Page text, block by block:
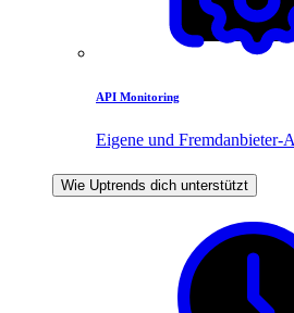
API Monitoring
Eigene und Fremdanbieter-
Wie Uptrends dich unterstützt